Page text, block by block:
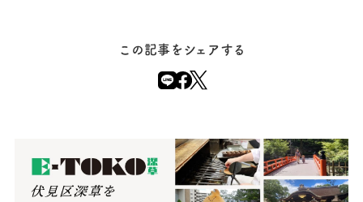
この記事をシェアする